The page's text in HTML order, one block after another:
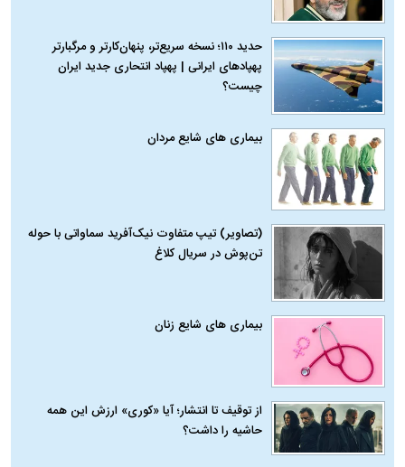
حدید ۱۱۰؛ نسخه سریع‌تر، پنهان‌کارتر و مرگبارتر
پهپادهای ایرانی | پهپاد انتحاری جدید ایران
چیست؟
بیماری‌ های شایع مردان
(تصاویر) تیپ متفاوت نیک‌آفرید سماواتی با حوله
تن‌پوش در سریال کلاغ
بیماری‌ های شایع زنان
از توقیف تا انتشار؛ آیا «کوری» ارزش این همه
حاشیه را داشت؟